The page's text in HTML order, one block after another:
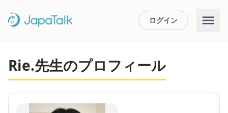
ログイン
Rie.先生のプロフィール